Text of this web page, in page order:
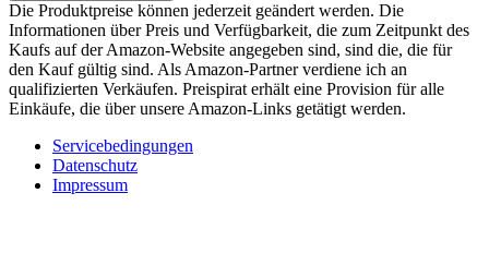
Die Produktpreise können jederzeit geändert werden. Die
Informationen über Preis und Verfügbarkeit, die zum Zeitpunkt des
Kaufs auf der Amazon-Website angegeben sind, sind die, die für
den Kauf gültig sind. Als Amazon-Partner verdiene ich an
qualifizierten Verkäufen. Preispirat erhält eine Provision für alle
Einkäufe, die über unsere Amazon-Links getätigt werden.
Servicebedingungen
Datenschutz
Impressum